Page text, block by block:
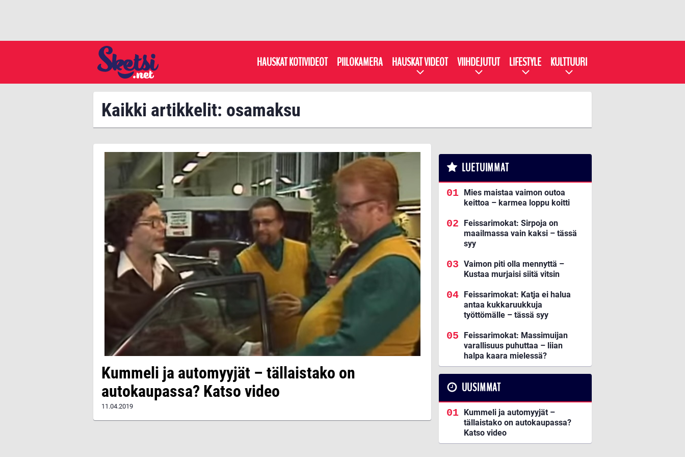
HAUSKAT KOTIVIDEOT PIILOKAMERA HAUSKAT VIDEOT VIIHDEJUTUT LIFESTYLE KULTTUURI
Kaikki artikkelit: osamaksu
Kummeli ja automyyjät – tällaistako on
autokaupassa? Katso video
11.04.2019
LUETUIMMAT
Mies maistaa vaimon outoa
keittoa – karmea loppu koitti
Feissarimokat: Sirpoja on
maailmassa vain kaksi – tässä
syy
Vaimon piti olla mennyttä –
Kustaa murjaisi siitä vitsin
Feissarimokat: Katja ei halua
antaa kukkaruukkuja
työttömälle – tässä syy
Feissarimokat: Massimuijan
varallisuus puhuttaa – liian
halpa kaara mielessä?
UUSIMMAT
Kummeli ja automyyjät –
tällaistako on autokaupassa?
Katso video